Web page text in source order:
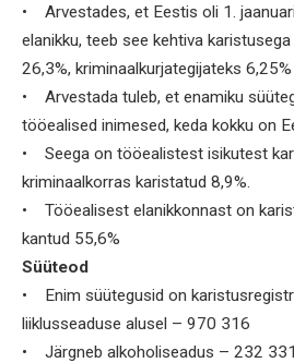
• Arvestades, et Eestis oli 1.
elanikku, teeb see kehtiva
26,3%, kriminaalkurjategijateks 6,25%
• Arvestada tuleb, et enamiku
tööealised inimesed, keda kokku on
• Seega on tööealistest isikutest
kriminaalkorras karistatud 8,9%.
• Tööealisest elanikkonnast on
kantud 55,6%
Süüteod
• Enim süütegusid on
liiklusseaduse alusel – 970 316
• Järgneb alkoholiseadus – 232 331